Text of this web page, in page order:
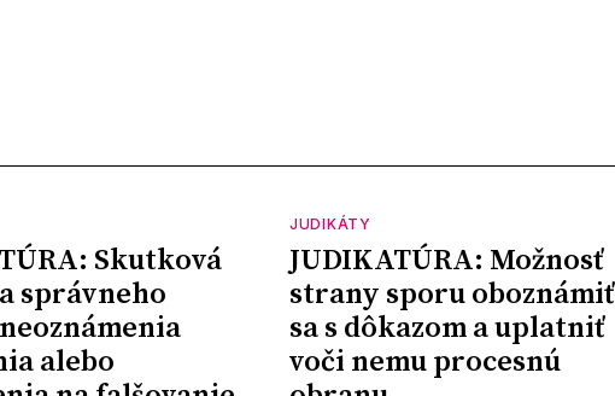
Skutková
správneho
alebo
JUDIKÁTY
JUDIKATÚRA: Možnosť
strany sporu oboznámiť
sa s dôkazom a uplatniť
voči nemu procesnú